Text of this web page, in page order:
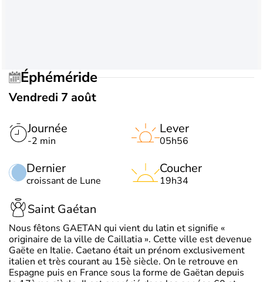
Éphéméride
Vendredi 7 août
Journée
-2 min
Dernier
croissant de Lune
Lever
05h56
Coucher
19h34
Saint Gaétan
Nous fêtons GAETAN qui vient du latin et signifie «
originaire de la ville de Caillatia ». Cette ville est devenue
Gaëte en Italie. Caetano était un prénom exclusivement
italien et très courant au 15è siècle. On le retrouve en
Espagne puis en France sous la forme de Gaëtan depuis